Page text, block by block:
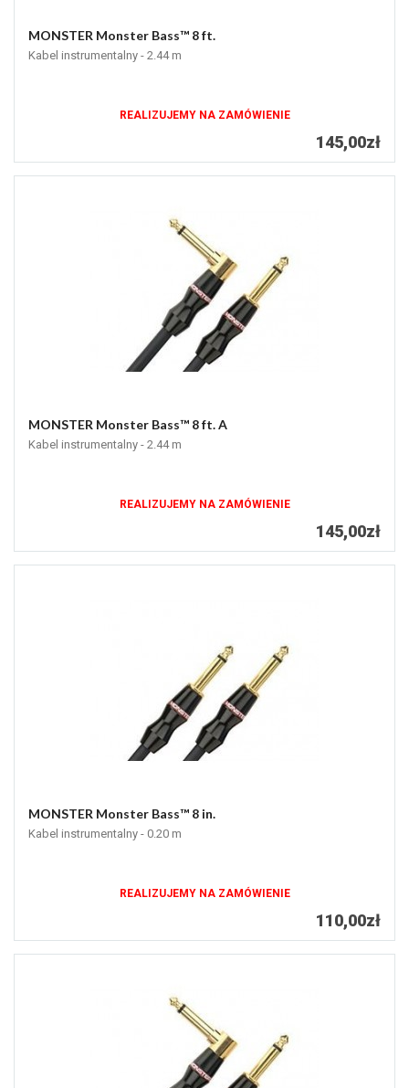
MONSTER Monster Bass™ 8 ft.
Kabel instrumentalny - 2.44 m
REALIZUJEMY NA ZAMÓWIENIE
145,00zł
MONSTER Monster Bass™ 8 ft. A
Kabel instrumentalny - 2.44 m
REALIZUJEMY NA ZAMÓWIENIE
145,00zł
MONSTER Monster Bass™ 8 in.
Kabel instrumentalny - 0.20 m
REALIZUJEMY NA ZAMÓWIENIE
110,00zł